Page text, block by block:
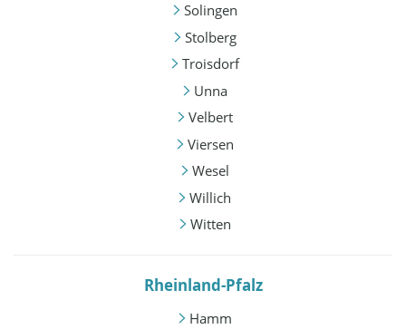
Solingen
Stolberg
Troisdorf
Unna
Velbert
Viersen
Wesel
Willich
Witten
Rheinland-Pfalz
Hamm